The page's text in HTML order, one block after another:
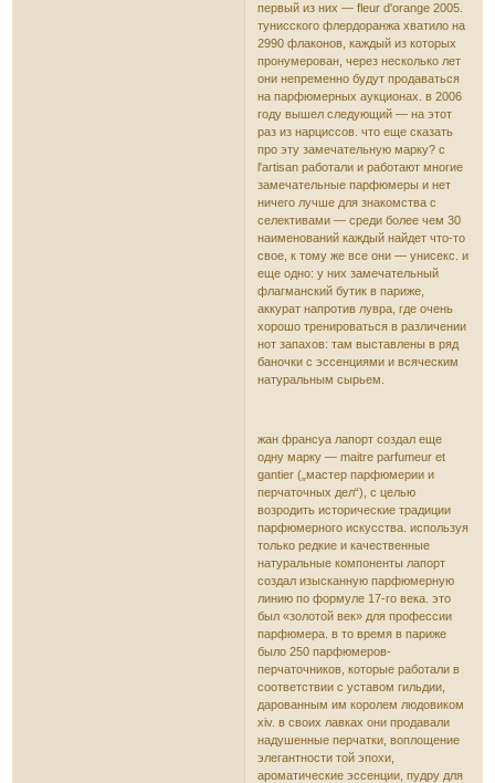
первый из них — fleur d'оrange 2005.
тунисского флердоранжа хватило на
2990 флаконов, каждый из которых
пронумерован, через несколько лет
они непременно будут продаваться
на парфюмерных аукционах. в 2006
году вышел следующий — на этот
раз из нарциссов. что еще сказать
про эту замечательную марку? с
l'artisan работали и работают многие
замечательные парфюмеры и нет
ничего лучше для знакомства с
селективами — среди более чем 30
наименований каждый найдет что-то
свое, к тому же все они — унисекс. и
еще одно: у них замечательный
флагманский бутик в париже,
аккурат напротив лувра, где очень
хорошо тренироваться в различении
нот запахов: там выставлены в ряд
баночки с эссенциями и всяческим
натуральным сырьем.
жан франсуа лапорт создал еще
одну марку — maitre parfumeur et
gantier („мастер парфюмерии и
перчаточных дел“), с целью
возродить исторические традиции
парфюмерного искусства. используя
только редкие и качественные
натуральные компоненты лапорт
создал изысканную парфюмерную
линию по формуле 17-го века. это
был «золотой век» для профессии
парфюмера. в то время в париже
было 250 парфюмеров-
перчаточников, которые работали в
соответствии с уставом гильдии,
дарованным им королем людовиком
xiv. в своих лавках они продавали
надушенные перчатки, воплощение
элегантности той эпохи,
ароматические эссенции, пудру для